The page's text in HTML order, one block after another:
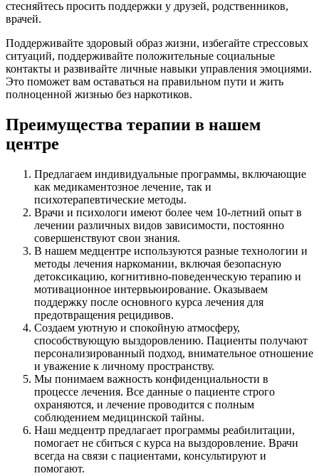
стесняйтесь просить поддержки у друзей, родственников,
врачей.
Поддерживайте здоровый образ жизни, избегайте стрессовых
ситуаций, поддерживайте положительные социальные
контакты и развивайте личные навыки управления эмоциями.
Это поможет вам оставаться на правильном пути и жить
полноценной жизнью без наркотиков.
Преимущества терапии в нашем
центре
Предлагаем индивидуальные программы, включающие
как медикаментозное лечение, так и
психотерапевтические методы.
Врачи и психологи имеют более чем 10-летний опыт в
лечении различных видов зависимости, постоянно
совершенствуют свои знания.
В нашем медцентре используются разные технологии и
методы лечения наркомании, включая безопасную
детоксикацию, когнитивно-поведенческую терапию и
мотивационное интервьюирование. Оказываем
поддержку после основного курса лечения для
предотвращения рецидивов.
Создаем уютную и спокойную атмосферу,
способствующую выздоровлению. Пациенты получают
персонализированный подход, внимательное отношение
и уважение к личному пространству.
Мы понимаем важность конфиденциальности в
процессе лечения. Все данные о пациенте строго
охраняются, и лечение проводится с полным
соблюдением медицинской тайны.
Наш медцентр предлагает программы реабилитации,
помогает не сбиться с курса на выздоровление. Врачи
всегда на связи с пациентами, консультируют и
помогают.